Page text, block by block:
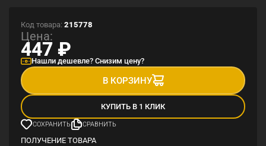
Код товара: 215778
Цена:
447 ₽
Нашли дешевле? Снизим цену?
В КОРЗИНУ
КУПИТЬ В 1 КЛИК
СОХРАНИТЬ СРАВНИТЬ
ПОЛУЧЕНИЕ ТОВАРА